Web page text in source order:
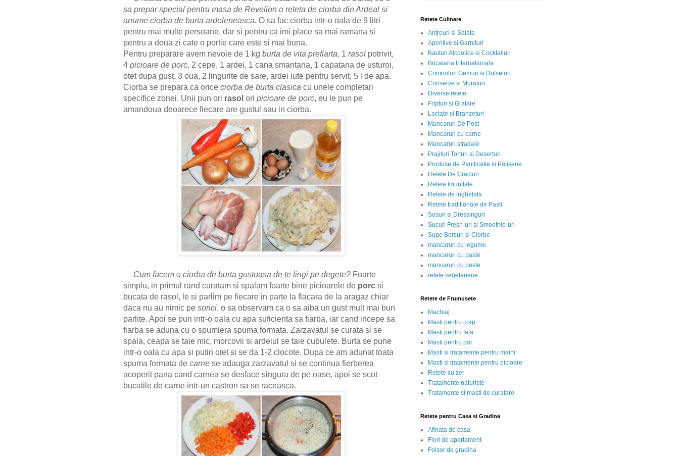
sa prepar special pentru masa de Revelion o reteta de ciorba din Ardeal si
anume ciorba de burta ardeleneasca. O sa fac ciorba intr-o oala de 9 litri
pentru mai multe persoane, dar si pentru ca imi place sa mai ramana si
pentru a doua zi cate o portie care este si mai buna.
Pentru preparare avem nevoie de 1 kg burta de vita prefiarta, 1 rasol potrivit,
4 picioare de porc, 2 cepe, 1 ardei, 1 cana smantana, 1 capatana de usturoi,
otet dupa gust, 3 oua, 2 lingurite de sare, ardei iute pentru servit, 5 l de apa.
Ciorba se prepara ca orice ciorba de burta clasica cu unele completari
specifice zonei. Unii pun ori rasol ori picioare de porc, eu le pun pe
amandoua deoarece fiecare are gustul sau in ciorba.
Cum facem o ciorba de burta gustoasa de te lingi pe degete? Foarte
simplu, in primul rand curatam si spalam foarte bine picioarele de porc si
bucata de rasol, le si parlim pe fiecare in parte la flacara de la aragaz chiar
daca nu au nimic pe sorici, o sa observam ca o sa aiba un gust mult mai bun
parlite. Apoi se pun intr-o oala cu apa suficienta sa fiarba, iar cand incepe sa
fiarba se aduna cu o spumiera spuma formata. Zarzavatul se curata si se
spala, ceapa se taie mic, morcovii si ardeiul se taie cubulete. Burta se pune
intr-o oala cu apa si putin otet si se da 1-2 clocote. Dupa ce am adunat toata
spuma formata de carne se adauga zarzavatul si se continua fierberea
acoperit pana cand carnea se desface singura de pe oase, apoi se scot
bucatile de carne intr-un castron sa se raceasca.
Retete Culinare
Antreuri si Salate
Aperitive si Garnituri
Bauturi Alcoolice si Cocktailuri
Bucataria Internationala
Compoturi Gemuri si Dulceturi
Conserve si Muraturi
Diverse retete
Fripturi si Gratare
Lactate si Branzeturi
Mancaruri De Post
Mancaruri cu carne
Mancaruri stradale
Prajituri Torturi si Deserturi
Produse de Panificatie si Patiserie
Retete De Craciun
Retete Imunitate
Retete de inghetata
Retete traditionale de Pasti
Sosuri si Dressinguri
Sucuri Fresh-uri si Smoothie-uri
Supe Borsuri si Ciorbe
mancaruri cu legume
mancaruri cu paste
mancaruri cu peste
retete vegetariene
Retete de Frumusete
Machiaj
Masti pentru corp
Masti pentru fata
Masti pentru par
Masti si tratamente pentru maini
Masti si tratamente pentru picioare
Retete cu zer
Tratamente naturiste
Tratamente si masti de curatare
Retete pentru Casa si Gradina
Afinata de casa
Flori de apartament
Foisor de gradina